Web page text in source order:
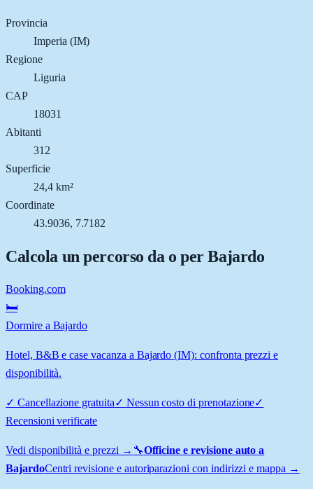
Provincia
Imperia (IM)
Regione
Liguria
CAP
18031
Abitanti
312
Superficie
24,4 km²
Coordinate
43.9036, 7.7182
Calcola un percorso da o perBajardo
Booking.com
🛏️
Dormire a Bajardo
Hotel, B&B e case vacanza a Bajardo (IM): confronta prezzi e
disponibilità.
✓ Cancellazione gratuita✓ Nessun costo di prenotazione✓
Recensioni verificate
Vedi disponibilità e prezzi → 🔧Officine e revisione auto a
BajardoCentri revisione e autoriparazioni con indirizzi e mappa →